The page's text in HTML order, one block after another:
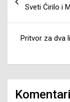
članaka
Sveti Ćirilo i
Pritvor za dva